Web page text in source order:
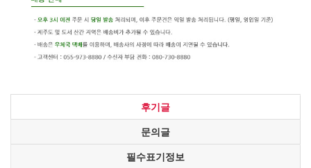
후기글
문의글
필수표기정보